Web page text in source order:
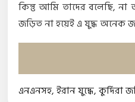
কিন্তু আমি তাদের বলেছি, না
জড়িত না হয়েই এ যুদ্ধ অনেক
এনএনসহ,ইরান যুদ্ধে,কুর্দিরা